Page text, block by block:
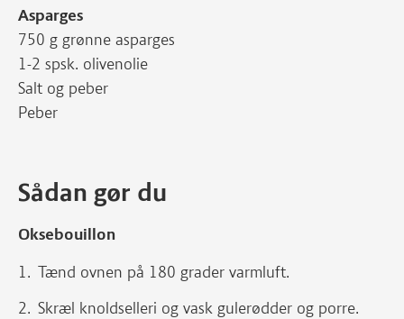
Asparges
750 g grønne asparges
1-2 spsk. olivenolie
Salt og peber
Peber
Sådan gør du
Oksebouillon
Tænd ovnen på 180 grader varmluft.
Skræl knoldselleri og vask gulerødder og porre.